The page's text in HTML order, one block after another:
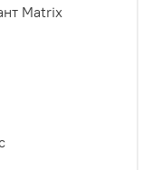
Matrix